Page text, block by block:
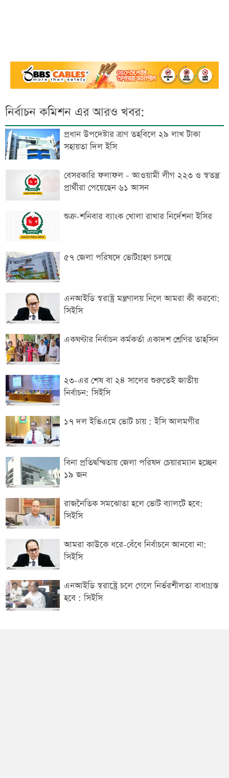
নির্বাচন কমিশন এর আরও খবর:
প্রধান উপদেষ্টার ত্রাণ তহবিলে ২৯ লাখ টাকা
সহায়তা দিল ইসি
বেসরকারি ফলাফল - আওয়ামী লীগ ২২৩ ও স্বতন্ত্র
প্রার্থীরা পেয়েছেন ৬১ আসন
শুক্র-শনিবার ব্যাংক খোলা রাখার নির্দেশনা ইসির
৫৭ জেলা পরিষদে ভোটগ্রহণ চলছে
এনআইডি স্বরাষ্ট্র মন্ত্রণালয় নিলে আমরা কী করবো:
সিইসি
একঘণ্টার নির্বাচন কর্মকর্তা একাদশ শ্রেণির তাহসিন
২৩-এর শেষ বা ২৪ সালের শুরুতেই জাতীয়
নির্বাচন: সিইসি
১৭ দল ইভিএমে ভোট চায় : ইসি আলমগীর
বিনা প্রতিদ্বন্দ্বিতায় জেলা পরিষদ চেয়ারম্যান হচ্ছেন
১৯ জন
রাজনৈতিক সমঝোতা হলে ভোট ব্যালটে হবে:
সিইসি
আমরা কাউকে ধরে-বেঁধে নির্বাচনে আনবো না:
সিইসি
এনআইডি স্বরাষ্ট্রে চলে গেলে নির্ভরশীলতা বাধাগ্রস্ত
হবে : সিইসি